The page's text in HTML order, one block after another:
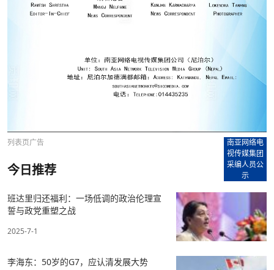
列表页广告
南亚网络电
视传媒集团
采编人员公
示
今日推荐
班达里归还福利：一场低调的政治伦理宣
誓与政党重塑之战​
2025-7-1
李海东：50岁的G7，应认清发展大势